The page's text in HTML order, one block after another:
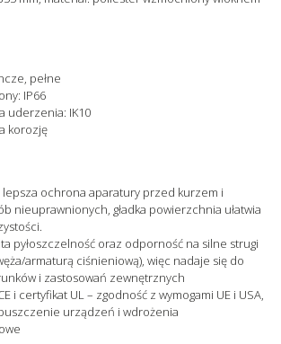
pełne
IP66
uderzenia: IK10
korozję
lepsza ochrona aparatury przed kurzem i
nieuprawnionych, gładka powierzchnia ułatwia
pyłoszczelność oraz odporność na silne strugi
armaturą ciśnieniową), więc nadaje się do
i zastosowań zewnętrznych
i certyfikat UL – zgodność z wymogami UE i USA,
urządzeń i wdrożenia